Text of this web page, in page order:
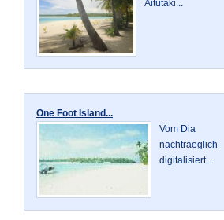
Aitutaki...
One Foot Island...
Vom Dia
nachtraeglich
digitalisiert...